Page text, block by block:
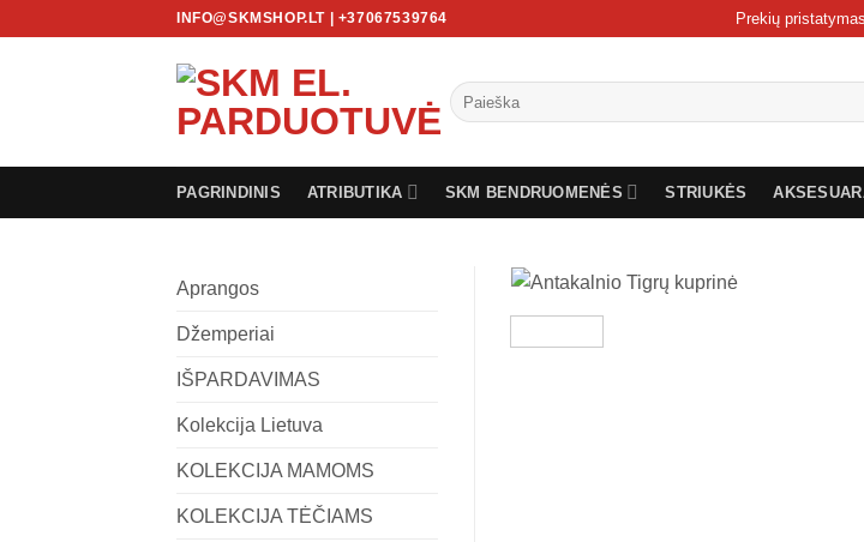
to
INFO@SKMSHOP.LT | +37067539764 Prekių pristatymas
Ieškoti:
PAGRINDINIS ATRIBUTIKA SKM BENDRUOMENĖS STRIUKĖS
Aprangos
Džemperiai
IŠPARDAVIMAS
Kolekcija Lietuva
KOLEKCIJA MAMOMS
KOLEKCIJA TĖČIAMS